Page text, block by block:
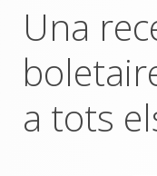
Una
a tots